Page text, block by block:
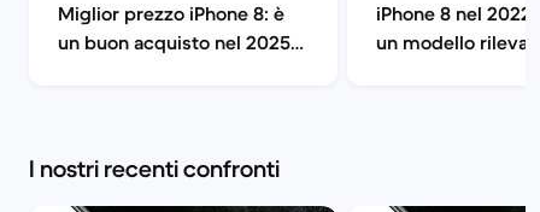
Miglior prezzo iPhone 8: è
un buon acquisto nel 2025?
iPhone 8 nel
un modello
I nostri recenti confronti